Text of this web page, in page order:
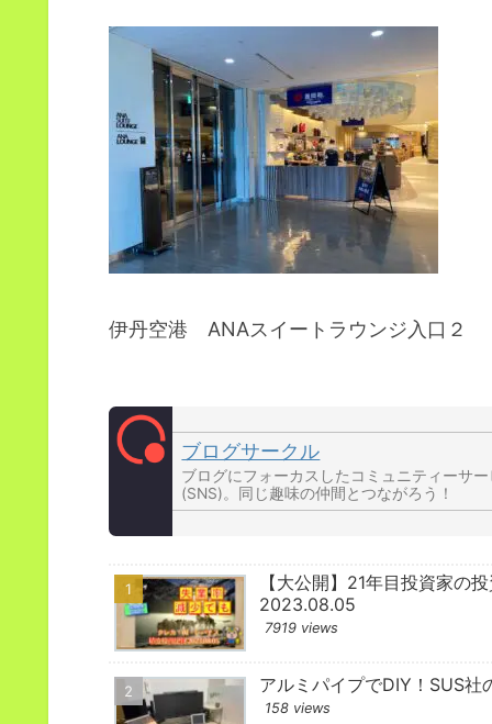
伊丹空港 ANAスイートラウンジ入口２
ブログサークル
ブログにフォーカスしたコミュニティーサ
(SNS)。同じ趣味の仲間とつながろう！
【大公開】21年目投資家の
2023.08.05
7919 views
アルミパイプでDIY！SUS
158 views